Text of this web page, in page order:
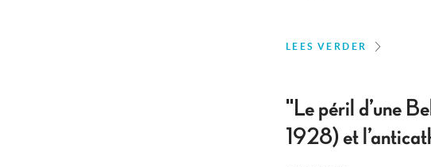
LEES VERDER
"Le péril d’une
1928) et